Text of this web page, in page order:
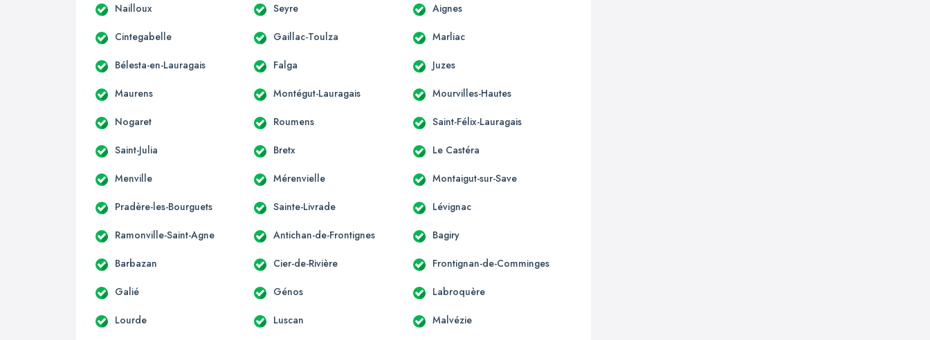
Nailloux Seyre Aignes
Cintegabelle Gaillac-Toulza Marliac
Bélesta-en-Lauragais Falga Juzes
Maurens Montégut-Lauragais Mourvilles-Hautes
Nogaret Roumens Saint-Félix-Lauragais
Saint-Julia Bretx Le Castéra
Menville Mérenvielle Montaigut-sur-Save
Pradère-les-Bourguets Sainte-Livrade Lévignac
Ramonville-Saint-Agne Antichan-de-Frontignes Bagiry
Barbazan Cier-de-Rivière Frontignan-de-Comminges
Galié Génos Labroquère
Lourde Luscan Malvézie